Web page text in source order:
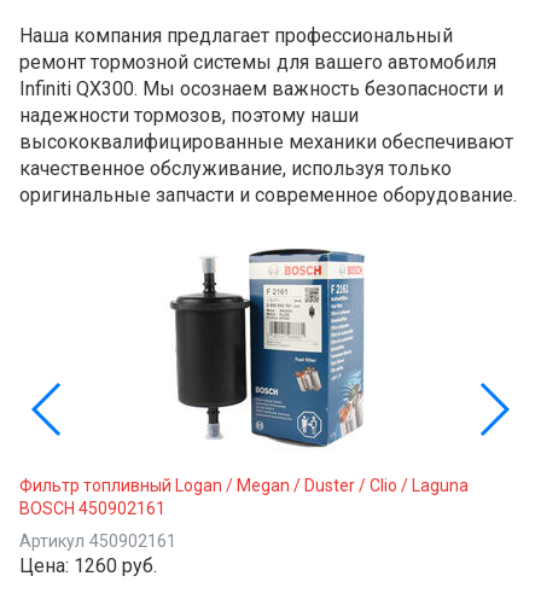
Наша компания предлагает профессиональный
ремонт тормозной системы для вашего автомобиля
Infiniti QX300. Мы осознаем важность безопасности и
надежности тормозов, поэтому наши
высококвалифицированные механики обеспечивают
качественное обслуживание, используя только
оригинальные запчасти и современное оборудование.
Фильтр топливный Logan / Megan / Duster / Clio / Laguna
BOSCH 450902161
Артикул 450902161
Цена: 1260 руб.